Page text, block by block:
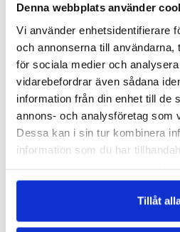
Denna webbplats använder
Vi använder enhetsidentifierare
och annonserna till användarna,
för sociala medier och
vidarebefordrar även sådana
information från din enhet till de
annons- och analysföretag som
Dessa kan i sin tur kombinera
information som du har
Tillåt
skoltiden), andra har jag
skrivandet och de har
så jag arbetar, lyssnar
små bitar och några av
dikterna. Där finns
tidningar, repliker jag
eller i mina nattliga
annat. Det handlar också
Språket förbinder oss,
flyter omkring i och
skriver dikter sätter jag